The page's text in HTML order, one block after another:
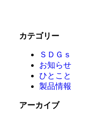
カテゴリー
ＳＤＧｓ
お知らせ
ひとこと
製品情報
アーカイブ